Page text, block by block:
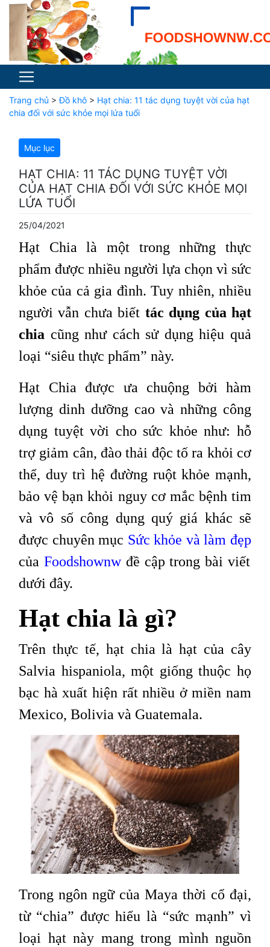
Trang chủ >Đồ khô > Hạt chia: 11 tác dụng tuyệt vời của hạt
chia đối với sức khỏe mọi lứa tuổi
Mục lục
HẠT CHIA: 11 TÁC DỤNG TUYỆT VỜI
CỦA HẠT CHIA ĐỐI VỚI SỨC KHỎE MỌI
LỨA TUỔI
25/04/2021
Hạt Chia là một trong những thực
phẩm được nhiều người lựa chọn vì sức
khỏe của cả gia đình. Tuy nhiên, nhiều
người vẫn chưa biết tác dụng của hạt
chia cũng như cách sử dụng hiệu quả
loại “siêu thực phẩm” này.
Hạt Chia được ưa chuộng bởi hàm
lượng dinh dưỡng cao và những công
dụng tuyệt vời cho sức khỏe như: hỗ
trợ giảm cân, đào thải độc tố ra khỏi cơ
thể, duy trì hệ đường ruột khỏe mạnh,
bảo vệ bạn khỏi nguy cơ mắc bệnh tim
và vô số công dụng quý giá khác sẽ
được chuyên mục Sức khỏe và làm đẹp
của Foodshownwđề cập trong bài viết
dưới đây.
Hạt chia là gì?
Trên thực tế, hạt chia là hạt của cây
Salvia hispaniola, một giống thuộc họ
bạc hà xuất hiện rất nhiều ở miền nam
Mexico, Bolivia và Guatemala.
Trong ngôn ngữ của Maya thời cổ đại,
từ “chia” được hiểu là “sức mạnh” vì
loại hạt này mang trong mình nguồn